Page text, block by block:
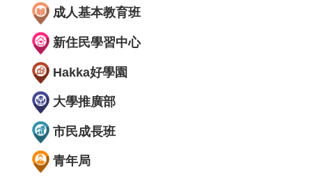
成人基本教育班
新住民學習中心
Hakka好學園
大學推廣部
市民成長班
青年局